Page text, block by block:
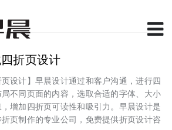
折页设计
页设计】早晨设计通过和客户沟通，进行四
不同页面的内容，选取合适的字体、大小
增加四折页可读性和吸引力。早晨设计是
页制作的专业公司，免费提供折页设计咨